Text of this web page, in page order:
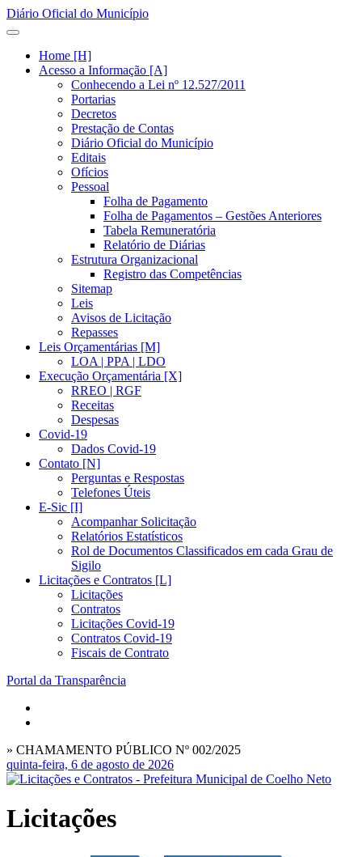
Diário Oficial do Município
Home [H]
Acesso a Informação [A]
Conhecendo a Lei nº 12.527/2011
Portarias
Decretos
Prestação de Contas
Diário Oficial do Município
Editais
Ofícios
Pessoal
Folha de Pagamento
Folha de Pagamentos – Gestões Anteriores
Tabela Remuneratória
Relatório de Diárias
Estrutura Organizacional
Registro das Competências
Sitemap
Leis
Avisos de Licitação
Repasses
Leis Orçamentárias [M]
LOA | PPA | LDO
Execução Orçamentária [X]
RREO | RGF
Receitas
Despesas
Covid-19
Dados Covid-19
Contato [N]
Perguntas e Respostas
Telefones Úteis
E-Sic [I]
Acompanhar Solicitação
Relatórios Estatísticos
Rol de Documentos Classificados em cada Grau de
Sigilo
Licitações e Contratos [L]
Licitações
Contratos
Licitações Covid-19
Contratos Covid-19
Fiscais de Contrato
Portal da Transparência
» CHAMAMENTO PÚBLICO Nº 002/2025
quinta-feira, 6 de agosto de 2026
Licitações